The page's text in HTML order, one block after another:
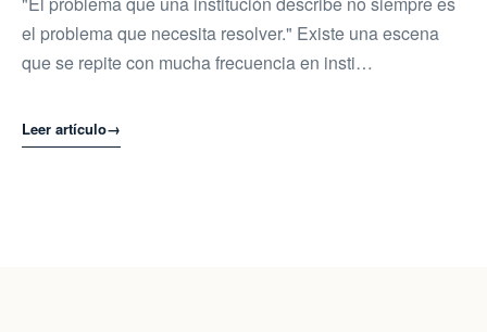
el problema que necesita resolver." Existe una escena
que se repite con mucha frecuencia en insti…
Leer artículo→